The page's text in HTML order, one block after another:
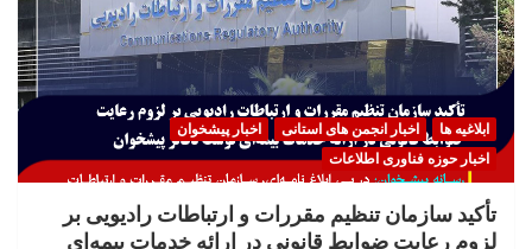
ابلاغیه ها اخبار انجمن های استانی
اخبار پیشخوان
اخبار حوزه فناوری اطلاعات
تأکید سازمان تنظیم مقررات و ارتباطات رادیویی بر
لزوم رعایت ضوابط قانونی در ارائه خدمات بیمه‌ای